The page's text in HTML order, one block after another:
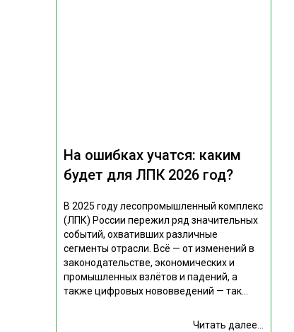
На ошибках учатся: каким
будет для ЛПК 2026 год?
В 2025 году лесопромышленный комплекс
(ЛПК) России пережил ряд значительных
событий, охвативших различные
сегменты отрасли. Всё — от изменений в
законодательстве, экономических и
промышленных взлётов и падений, а
также цифровых нововведений — так...
Читать далее...